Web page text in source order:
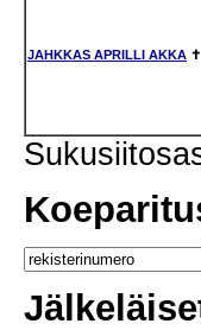
JAHKKAS APRILLI AKKA ✝